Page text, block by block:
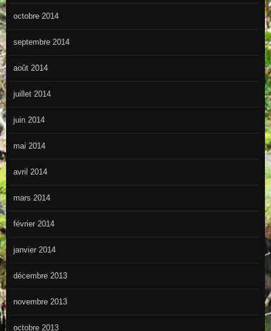
octobre 2014
septembre 2014
août 2014
juillet 2014
juin 2014
mai 2014
avril 2014
mars 2014
février 2014
janvier 2014
décembre 2013
novembre 2013
octobre 2013